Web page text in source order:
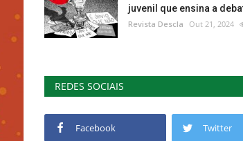
juvenil que ensina a
Revista Descla Out 21, 2024
REDES SOCIAIS
Facebook Twitter